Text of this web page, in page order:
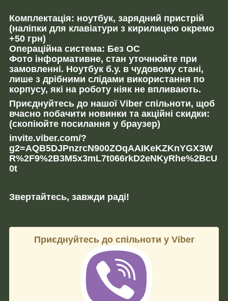
Комплектація: ноутбук, зарядний пристрій
(наліпки для клавіатури з кирилицею окремо
+50 грн)
Операційна система: Без ОС
Фото інформативне, стан уточнюйте при
замовленні. Ноутбук б.у. в чудовому стані,
лише з дрібними слідами використання по
корпусу, які на роботу ніяк не впливають.
Приєднуйтесь до нашої Viber спільноти, щоб
вчасно побачити новинки та акційні скидки:
(скопіюйте посилання у браузер)
invite.viber.com/?
g2=AQB5DJPnzrcN900ZOqAAIKeKZKnYGX3W
R%2F9%2B3M5x3mL7t066rkD2eNKyRhe%2BcU
0t
Звертайтесь, завжди раді!
Приєднуйтесь до спільноти у Viber